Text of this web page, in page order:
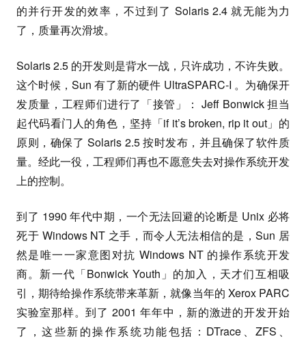
的并行开发的效率，不过到了 Solaris 2.4 就无能为力
了，质量再次滑坡。
Solaris 2.5 的开发则是背水一战，只许成功，不许失败。
这个时候，Sun 有了新的硬件 UltraSPARC-I 。为确保开
发质量，工程师们进行了「接管」： Jeff Bonwick 担当
起代码看门人的角色，坚持「if it’s broken, rip it out」的
原则，确保了 Solaris 2.5 按时发布，并且确保了软件质
量。经此一役，工程师们再也不愿意失去对操作系统开发
上的控制。
到了 1990 年代中期，一个无法回避的论断是 Unix 必将
死于 Windows NT 之手，而令人无法相信的是，Sun 居
然是唯一一家意图对抗 Windows NT 的操作系统开发
商。新一代「Bonwick Youth」的加入，天才们互相吸
引，期待给操作系统带来革新，就像当年的 Xerox PARC
实验室那样。到了 2001 年年中，新的激进的开发开始
了，这些新的操作系统功能包括：DTrace、ZFS、